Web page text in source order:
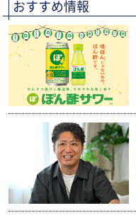
おすすめ情報